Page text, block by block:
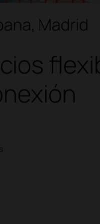
Madrid